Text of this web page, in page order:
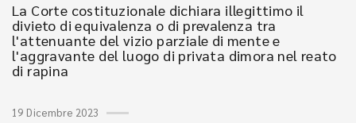
La Corte costituzionale dichiara illegittimo il
divieto di equivalenza o di prevalenza tra
l'attenuante del vizio parziale di mente e
l'aggravante del luogo di privata dimora nel reato
di rapina
19 Dicembre 2023